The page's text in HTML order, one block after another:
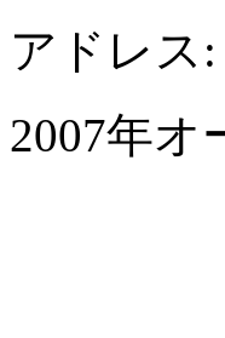
アドレス
2007年オ